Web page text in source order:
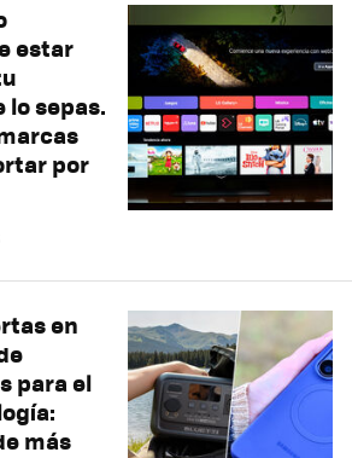
estar
sepas.
por
en
para el
más